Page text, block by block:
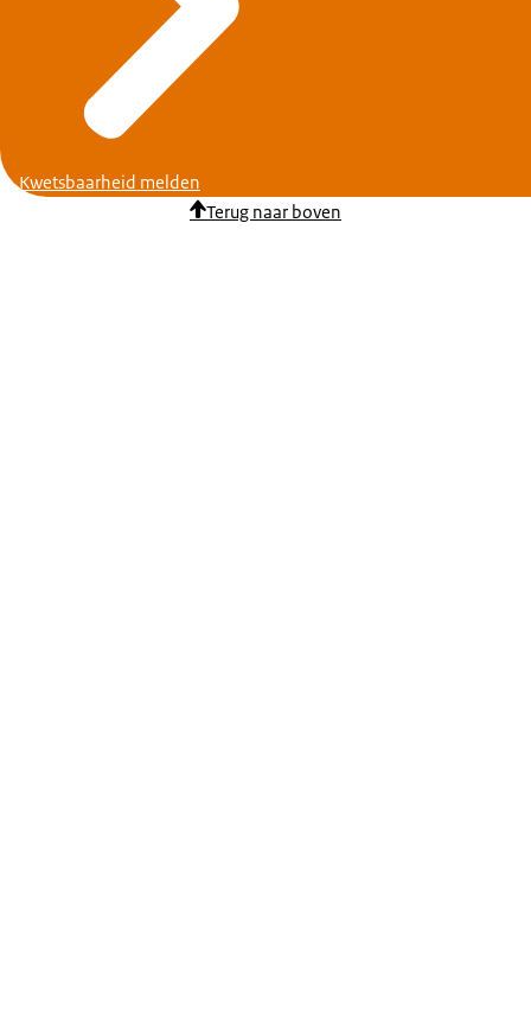
Kwetsbaarheid melden
Terug naar boven